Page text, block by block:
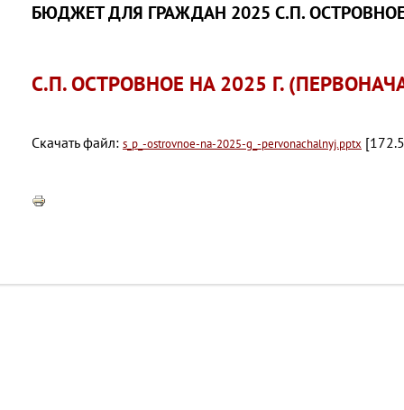
БЮДЖЕТ ДЛЯ ГРАЖДАН 2025 С.П.
С.П. ОСТРОВНОЕ НА 2025 Г.
Скачать файл: s_p_-ostrovnoe-na-2025-g_-pervonachalnyj.pptx